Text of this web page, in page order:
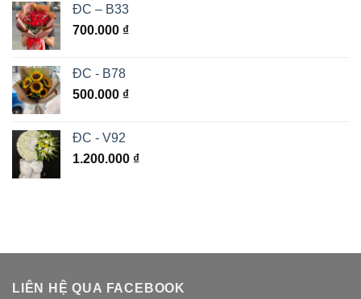
ĐC – B33
700.000 ₫
ĐC - B78
500.000 ₫
ĐC - V92
1.200.000 ₫
LIÊN HỆ QUA FACEBOOK